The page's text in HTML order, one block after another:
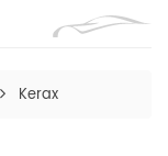
Kerax